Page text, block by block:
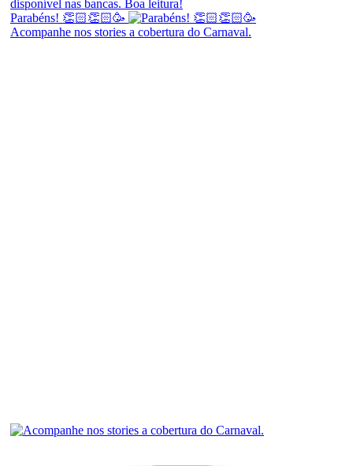
Parabéns! 👏🏻👏🏻🥳
Acompanhe nos stories a cobertura do Carnaval.